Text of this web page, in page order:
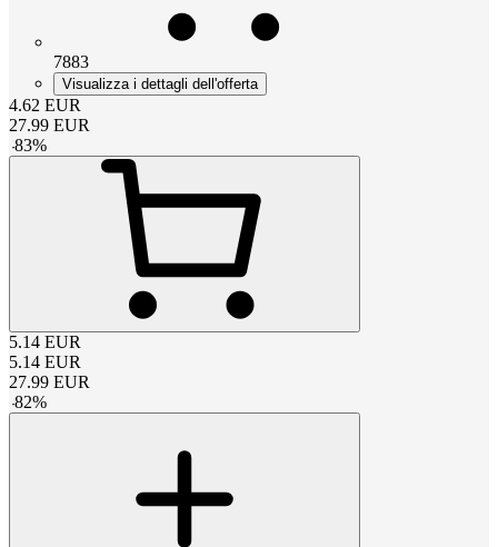
7883
Visualizza i dettagli dell'offerta
4.62 EUR
27.99 EUR
-83%
5.14 EUR
5.14 EUR
27.99 EUR
-82%